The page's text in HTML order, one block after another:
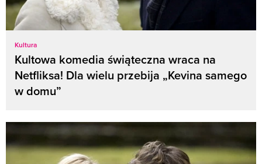
Kultura
Kultowa komedia świąteczna wraca na
Netfliksa! Dla wielu przebija „Kevina samego
w domu”